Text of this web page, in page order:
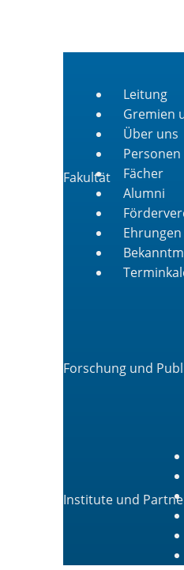
Fakultät
Leitung
Gremien
Über uns
Personen
Fächer
Alumni
Forschung und
Institute und